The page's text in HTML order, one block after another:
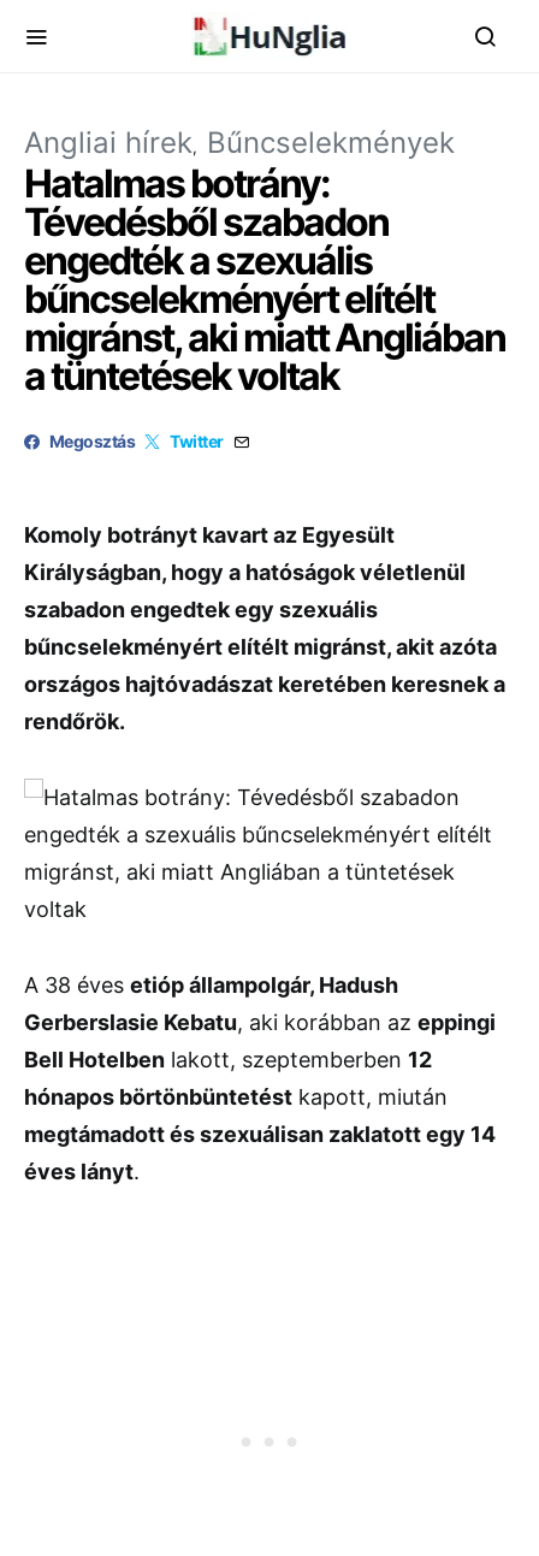
Angliai hírek Bűncselekmények
Hatalmas botrány:
Tévedésből szabadon
engedték a szexuális
bűncselekményért elítélt
migránst, aki miatt Angliában
a tüntetések voltak
Megosztás Twitter
Komoly botrányt kavart az Egyesült
Királyságban, hogy a hatóságok véletlenül
szabadon engedtek egy szexuális
bűncselekményért elítélt migránst, akit azóta
országos hajtóvadászat keretében keresnek a
rendőrök.
A 38 éves etióp állampolgár, Hadush
Gerberslasie Kebatu, aki korábban az eppingi
Bell Hotelben lakott, szeptemberben 12
hónapos börtönbüntetést kapott, miután
megtámadott és szexuálisan zaklatott egy 14
éves lányt.